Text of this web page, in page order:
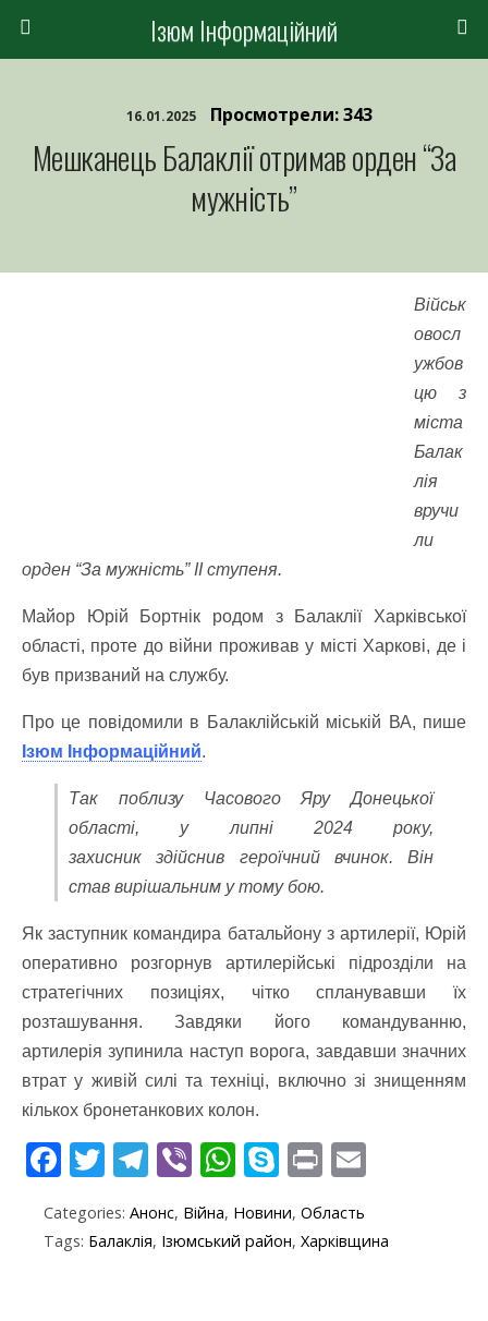
Ізюм Інформаційний
16.01.2025 Просмотрели: 343
Мешканець Балаклії отримав орден “За
мужність”
Військ
овосл
ужбов
цю з
міста
Балак
лія
вручи
ли
орден “За мужність” II ступеня.
Майор Юрій Бортнік родом з Балаклії Харківської
області, проте до війни проживав у місті Харкові, де і
був призваний на службу.
Про це повідомили в Балаклійській міській ВА, пише
Ізюм Інформаційний.
Так поблизу Часового Яру Донецької
області, у липні 2024 року,
захисник здійснив героїчний вчинок. Він
став вирішальним у тому бою.
Як заступник командира батальйону з артилерії, Юрій
оперативно розгорнув артилерійські підрозділи на
стратегічних позиціях, чітко спланувавши їх
розташування. Завдяки його командуванню,
артилерія зупинила наступ ворога, завдавши значних
втрат у живій силі та техніці, включно зі знищенням
кількох бронетанкових колон.
F
e
b
T
itt
T
e
gr
Vi
b
er
W
at
s
S
y
p
Pr
t ai
Categories: Анонс, Війна, Новини, Область
Tags: Балаклія, Ізюмський район, Харківщина